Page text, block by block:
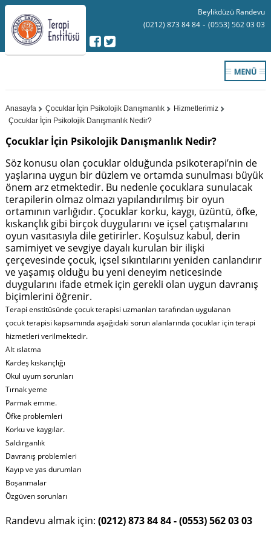
Beylikdüzü Randevu
(0212) 873 84 84 - (0553) 562 03 03
Anasayfa Çocuklar İçin Psikolojik Danışmanlık
Hizmetlerimiz
Çocuklar İçin Psikolojik Danışmanlık Nedir?
Çocuklar İçin Psikolojik Danışmanlık Nedir?
Söz konusu olan çocuklar olduğunda psikoterapi’nin de
yaşlarına uygun bir düzlem ve ortamda sunulması büyük
önem arz etmektedir. Bu nedenle çocuklara sunulacak
terapilerin olmaz olmazı yapılandırılmış bir oyun
ortamının varlığıdır. Çocuklar korku, kaygı, üzüntü, öfke,
kıskançlık gibi birçok duygularını ve içsel çatışmalarını
oyun vasıtasıyla dile getirirler. Koşulsuz kabul, derin
samimiyet ve sevgiye dayalı kurulan bir ilişki
çerçevesinde çocuk, içsel sıkıntılarını yeniden canlandırır
ve yaşamış olduğu bu yeni deneyim neticesinde
duygularını ifade etmek için gerekli olan uygun davranış
biçimlerini öğrenir.
Terapi enstitüsünde çocuk terapisi uzmanları tarafından uygulanan
çocuk terapisi kapsamında aşağıdaki sorun alanlarında çocuklar için terapi
hizmetleri verilmektedir.
Alt ıslatma
Kardeş kıskançlığı
Okul uyum sorunları
Tırnak yeme
Parmak emme.
Öfke problemleri
Korku ve kaygılar.
Saldırganlık
Davranış problemleri
Kayıp ve yas durumları
Boşanmalar
Özgüven sorunları
Randevu almak için: (0212) 873 84 84 - (0553) 562 03 03